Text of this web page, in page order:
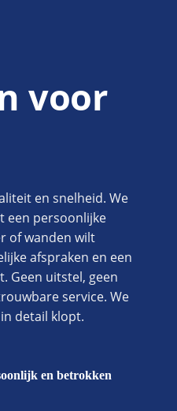
voor
en snelheid. We
een persoonlijke
of wanden wilt
afspraken en een
Geen uitstel, geen
service. We
detail klopt.
en betrokken